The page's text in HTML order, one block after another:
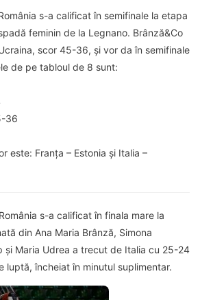
s-a calificat în semifinale la etapa
feminin de la Legnano. Brânză&Co
scor 45-36, și vor da în semifinale
de pe tabloul de 8 sunt:
36
este: Franța – Estonia și Italia –
România s-a calificat în finala mare la
din Ana Maria Brânză, Simona
și Maria Udrea a trecut de Italia cu 25-24
luptă, încheiat în minutul suplimentar.